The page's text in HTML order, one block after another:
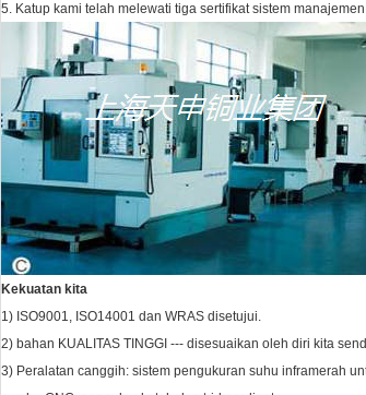
5. Katup kami telah melewati tiga sertifikat sistem
Kekuatan kita
1) ISO9001, ISO14001 dan WRAS disetujui.
2) bahan KUALITAS TINGGI --- disesuaikan oleh diri kita
3) Peralatan canggih: sistem pengukuran suhu inframerah